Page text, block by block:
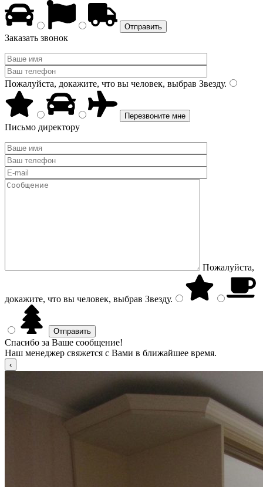
Заказать звонок
Пожалуйста, докажите, что вы человек, выбрав Звезду.
Письмо директору
Пожалуйста,
докажите, что вы человек, выбрав Звезду.
Спасибо за Ваше сообщение!
Наш менеджер свяжется с Вами в ближайшее время.